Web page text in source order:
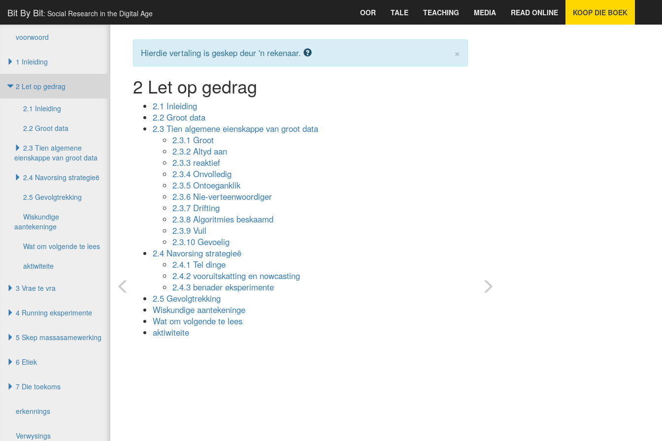
Bit By Bit: Social Research in the Digital Age OOR TALE TEACHING MEDIA READ ONLINE KOOP DIE BOEK
voorwoord
1 Inleiding
2 Let op gedrag
2.1 Inleiding
2.2 Groot data
2.3 Tien algemene
eienskappe van groot data
2.4 Navorsing strategieë
2.5 Gevolgtrekking
Wiskundige
aantekeninge
Wat om volgende te lees
aktiwiteite
3 Vrae te vra
4 Running eksperimente
5 Skep massasamewerking
6 Etiek
7 Die toekoms
erkennings
Verwysings
Hierdie vertaling is geskep deur 'n rekenaar. ×
2 Let op gedrag
2.1 Inleiding
2.2 Groot data
2.3 Tien algemene eienskappe van groot data
2.3.1 Groot
2.3.2 Altyd aan
2.3.3 reaktief
2.3.4 Onvolledig
2.3.5 Ontoeganklik
2.3.6 Nie-verteenwoordiger
2.3.7 Drifting
2.3.8 Algoritmies beskaamd
2.3.9 Vuil
2.3.10 Gevoelig
2.4 Navorsing strategieë
2.4.1 Tel dinge
2.4.2 vooruitskatting en nowcasting
2.4.3 benader eksperimente
2.5 Gevolgtrekking
Wiskundige aantekeninge
Wat om volgende te lees
aktiwiteite